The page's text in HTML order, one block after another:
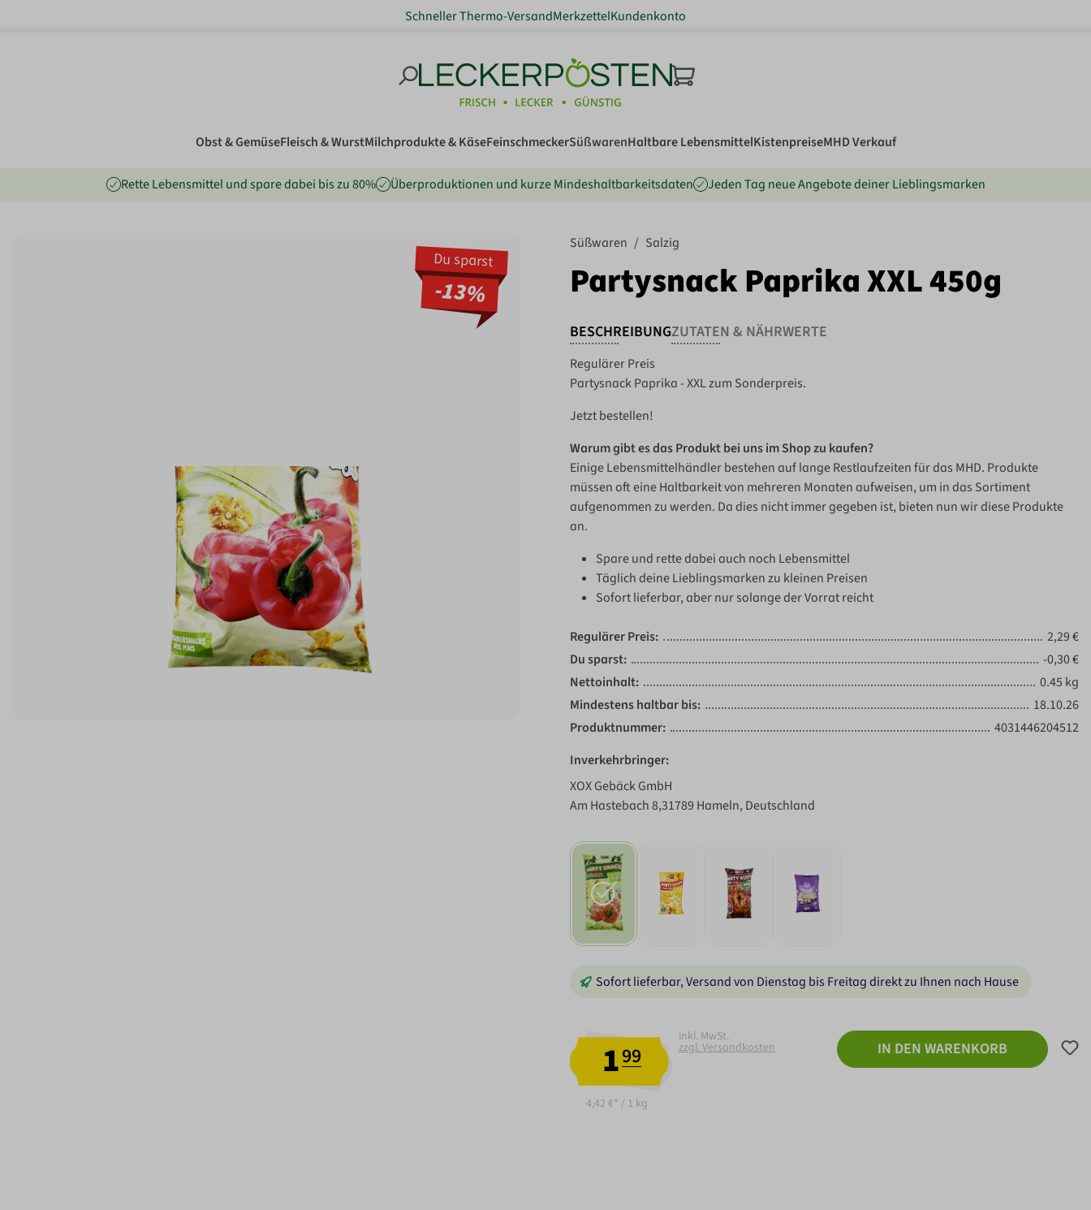
Schneller Thermo-VersandMerkzettelKundenkonto
Obst & GemüseFleisch & WurstMilchprodukte & KäseFeinschmeckerSüßwarenHaltbare LebensmittelKistenpreiseMHD Verkauf
Rette Lebensmittel und spare dabei bis zu 80% Überproduktionen und kurze Mindeshaltbarkeitsdaten Jeden Tag neue Angebote deiner Lieblingsmarken
Du sparst
-13%
Süßwaren / Salzig
Partysnack Paprika XXL 450g
BESCHREIBUNGZUTATEN & NÄHRWERTE
Regulärer Preis
Partysnack Paprika - XXL zum Sonderpreis.
Jetzt bestellen!
Warum gibt es das Produkt bei uns im Shop zu kaufen?
Einige Lebensmittelhändler bestehen auf lange Restlaufzeiten für das MHD. Produkte
müssen oft eine Haltbarkeit von mehreren Monaten aufweisen, um in das Sortiment
aufgenommen zu werden. Da dies nicht immer gegeben ist, bieten nun wir diese Produkte
an.
Spare und rette dabei auch noch Lebensmittel
Täglich deine Lieblingsmarken zu kleinen Preisen
Sofort lieferbar, aber nur solange der Vorrat reicht
Regulärer Preis:
2,29 €
Du sparst:
-0,30 €
Nettoinhalt:
0.45 kg
Mindestens haltbar bis:
18.10.26
Produktnummer:
4031446204512
Inverkehrbringer:
XOX Gebäck GmbH
Am Hastebach 8,31789 Hameln, Deutschland
Sofort lieferbar, Versand von Dienstag bis Freitag direkt zu Ihnen nach Hause
199
4,42 €* / 1 kg
inkl. MwSt.
zzgl. Versandkosten IN DEN WARENKORB